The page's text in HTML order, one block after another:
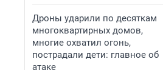
Дроны ударили по десяткам
многоквартирных домов,
многие охватил огонь,
пострадали дети: главное об
атаке